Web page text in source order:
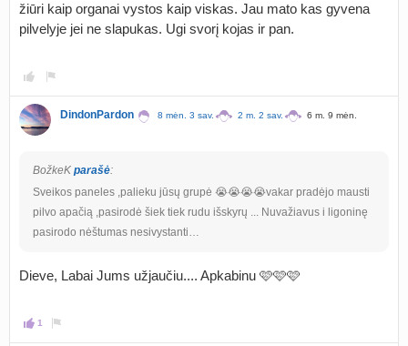
žiūri kaip organai vystos kaip viskas. Jau mato kas gyvena
pilvelyje jei ne slapukas. Ugi svorį kojas ir pan.
DindonPardon 8 mėn. 3 sav. 2 m. 2 sav. 6 m. 9 mėn.
BožkeK parašė:
Sveikos paneles ,palieku jūsų grupė 😭😭😭😭vakar pradėjo mausti
pilvo apačią ,pasirodė šiek tiek rudu išskyrų ... Nuvažiavus i ligoninę
pasirodo nėštumas nesivystanti…
Dieve, Labai Jums užjaučiu.... Apkabinu 🩷🩷🩷
1